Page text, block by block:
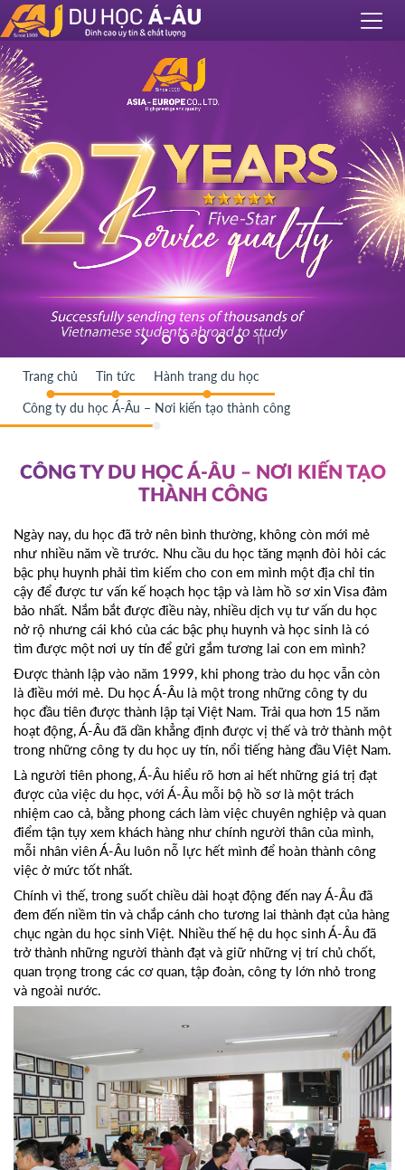
Trang chủ Tin tức Hành trang du học
Công ty du học Á-Âu – Nơi kiến tạo thành công
CÔNG TY DU HỌC Á-ÂU – NƠI KIẾN TẠO
THÀNH CÔNG
Ngày nay, du học đã trở nên bình thường, không còn mới mẻ
như nhiều năm về trước. Nhu cầu du học tăng mạnh đòi hỏi các
bậc phụ huynh phải tìm kiếm cho con em mình một địa chỉ tin
cậy để được tư vấn kế hoạch học tập và làm hồ sơ xin Visa đảm
bảo nhất. Nắm bắt được điều này, nhiều dịch vụ tư vấn du học
nở rộ nhưng cái khó của các bậc phụ huynh và học sinh là có
tìm được một nơi uy tín để gửi gắm tương lai con em mình?
Được thành lập vào năm 1999, khi phong trào du học vẫn còn
là điều mới mẻ. Du học Á-Âu là một trong những công ty du
học đầu tiên được thành lập tại Việt Nam. Trải qua hơn 15 năm
hoạt động, Á-Âu đã dần khẳng định được vị thế và trở thành một
trong những công ty du học uy tín, nổi tiếng hàng đầu Việt Nam.
Là người tiên phong, Á-Âu hiểu rõ hơn ai hết những giá trị đạt
được của việc du học, với Á-Âu mỗi bộ hồ sơ là một trách
nhiệm cao cả, bằng phong cách làm việc chuyên nghiệp và quan
điểm tận tụy xem khách hàng như chính người thân của mình,
mỗi nhân viên Á-Âu luôn nỗ lực hết mình để hoàn thành công
việc ở mức tốt nhất.
Chính vì thế, trong suốt chiều dài hoạt động đến nay Á-Âu đã
đem đến niềm tin và chắp cánh cho tương lai thành đạt của hàng
chục ngàn du học sinh Việt. Nhiều thế hệ du học sinh Á-Âu đã
trở thành những người thành đạt và giữ những vị trí chủ chốt,
quan trọng trong các cơ quan, tập đoàn, công ty lớn nhỏ trong
và ngoài nước.